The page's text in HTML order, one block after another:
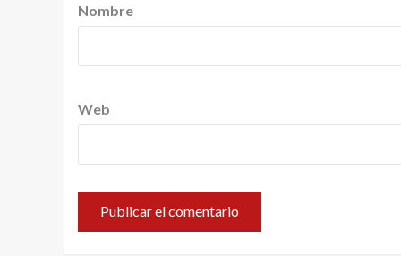
Nombre
Web